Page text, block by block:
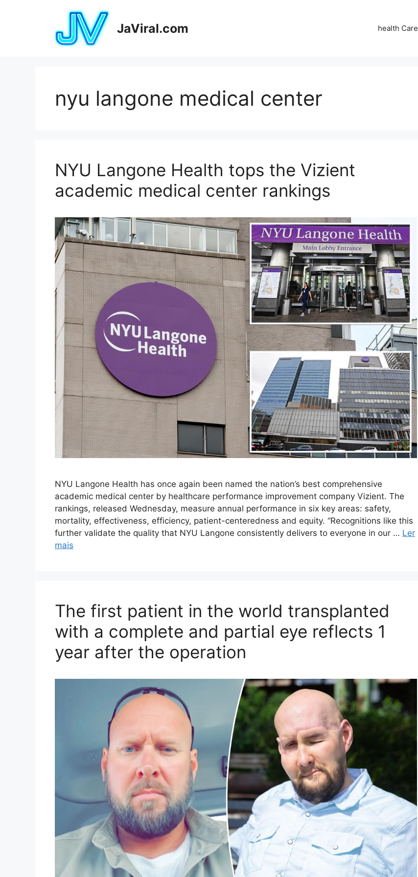
JaViral.com health Care
nyu langone medical center
NYU Langone Health tops the Vizient
academic medical center rankings
NYU Langone Health has once again been named the nation’s best comprehensive
academic medical center by healthcare performance improvement company Vizient. The
rankings, released Wednesday, measure annual performance in six key areas: safety,
mortality, effectiveness, efficiency, patient-centeredness and equity. “Recognitions like this
further validate the quality that NYU Langone consistently delivers to everyone in our … Ler
mais
The first patient in the world transplanted
with a complete and partial eye reflects 1
year after the operation